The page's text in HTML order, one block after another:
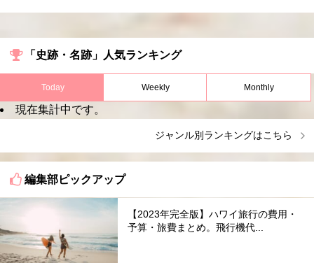
「史跡・名跡」人気ランキング
Today Weekly Monthly
現在集計中です。
ジャンル別ランキングはこちら
編集部ピックアップ
【2023年完全版】ハワイ旅行の費用・
予算・旅費まとめ。飛行機代...